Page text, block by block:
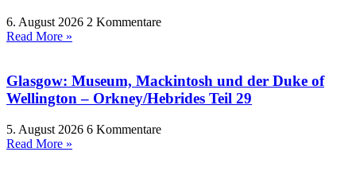
6. August 2026 2 Kommentare
Read More »
Glasgow: Museum, Mackintosh und der Duke of
Wellington – Orkney/Hebrides Teil 29
5. August 2026 6 Kommentare
Read More »